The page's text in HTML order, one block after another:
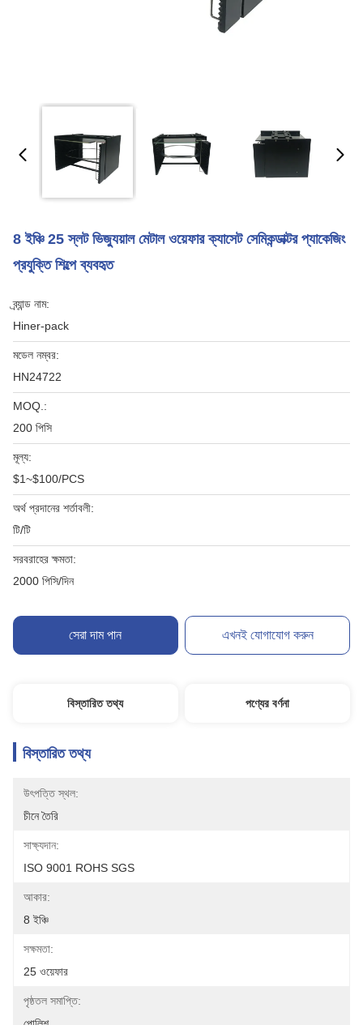
8 ইঞ্চি 25 স্লট ভিজ্যুয়াল মেটাল ওয়েফার ক্যাসেট সেমিকন্ডাক্টর প্যাকেজিং
প্রযুক্তি শিল্পে ব্যবহৃত
ব্র্যান্ড নাম:
Hiner-pack
মডেল নম্বর:
HN24722
MOQ.:
200 পিসি
মূল্য:
$1~$100/PCS
অর্থ প্রদানের শর্তাবলী:
টি/টি
সরবরাহের ক্ষমতা:
2000 পিসি/দিন
সেরা দাম পান এখনই যোগাযোগ করুন
বিস্তারিত তথ্য পণ্যের বর্ণনা
বিস্তারিত তথ্য
উৎপত্তি স্থল:
চীনে তৈরি
সাক্ষ্যদান:
ISO 9001 ROHS SGS
আকার:
8 ইঞ্চি
সক্ষমতা:
25 ওয়েফার
পৃষ্ঠতল সমাপ্তি: